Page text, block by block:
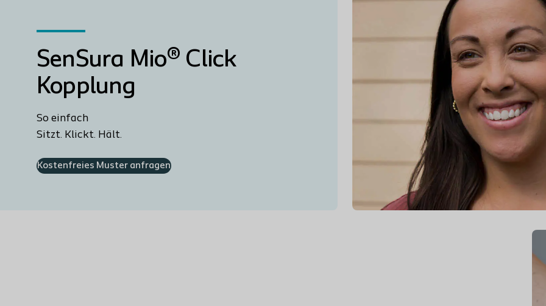
SenSura Mio® Click
Kopplung
So einfach
Sitzt. Klickt. Hält.
Kostenfreies Muster anfragen